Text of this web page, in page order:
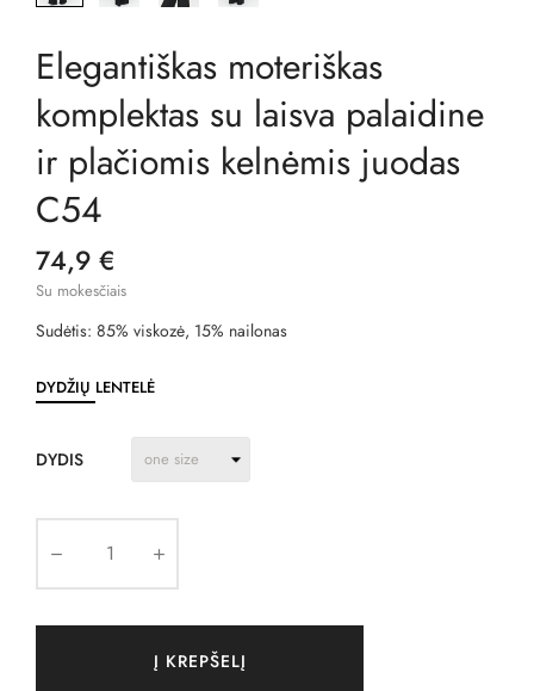
Elegantiškas moteriškas
komplektas su laisva palaidine
ir plačiomis kelnėmis juodas
C54
74,9 €
Su mokesčiais
Sudėtis: 85% viskozė, 15% nailonas
DYDŽIŲ LENTELĖ
DYDIS
Į KREPŠELĮ